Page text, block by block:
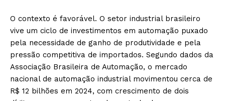
O contexto é favorável. O setor industrial brasileiro
vive um ciclo de investimentos em automação puxado
pela necessidade de ganho de produtividade e pela
pressão competitiva de importados. Segundo dados da
Associação Brasileira de Automação, o mercado
nacional de automação industrial movimentou cerca de
R$ 12 bilhões em 2024, com crescimento de dois